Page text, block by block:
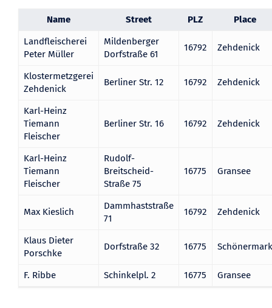
Name Street PLZ
Place
Landfleischerei
Peter Müller
Mildenberger
Dorfstraße 61
16792 Zehdenick
Klostermetzgerei
Zehdenick
Berliner Str. 12 16792 Zehdenick
Karl-Heinz
Tiemann
Fleischer
Berliner Str. 16 16792 Zehdenick
Karl-Heinz
Tiemann
Fleischer
Rudolf-
Breitscheid-
Straße 75
16775 Gransee
Max Kieslich
Dammhaststraße
71
16792 Zehdenick
Klaus Dieter
Porschke
Dorfstraße 32 16775 Schönermark
F. Ribbe Schinkelpl. 2 16775 Gransee